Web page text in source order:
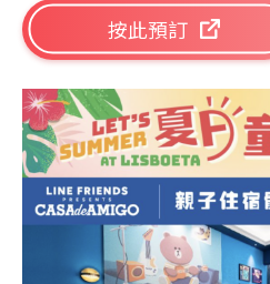
按此預訂